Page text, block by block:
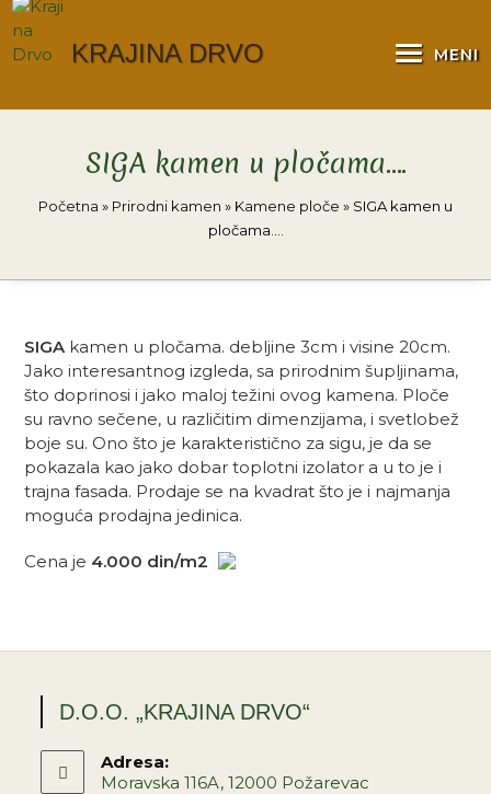
Skip
to
content
KRAJINA DRVO MENI
SIGA kamen u pločama….
Početna » Prirodni kamen » Kamene ploče » SIGA kamen u
pločama….
SIGA kamen u pločama. debljine 3cm i visine 20cm.
Jako interesantnog izgleda, sa prirodnim šupljinama,
što doprinosi i jako maloj težini ovog kamena. Ploče
su ravno sečene, u različitim dimenzijama, i svetlobež
boje su. Ono što je karakteristično za sigu, je da se
pokazala kao jako dobar toplotni izolator a u to je i
trajna fasada. Prodaje se na kvadrat što je i najmanja
moguća prodajna jedinica.
Cena je 4.000 din/m2
D.O.O. „KRAJINA DRVO“
Adresa:
Moravska 116A, 12000 Požarevac